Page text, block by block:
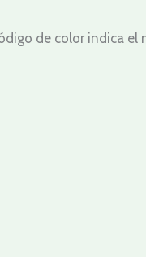
de color indica el